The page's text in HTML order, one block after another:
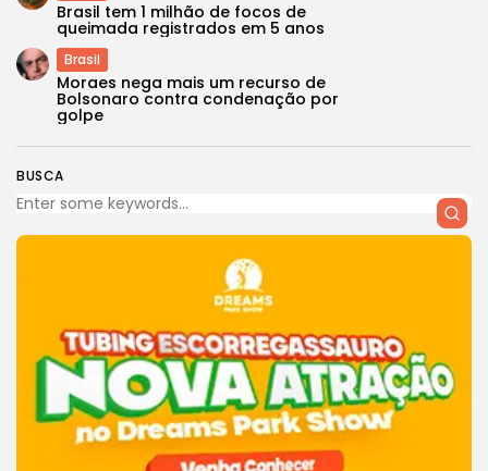
BUSCA
Brasil tem 1 milhão de focos de
queimada registrados em 5 anos
Brasil
Moraes nega mais um recurso de
Bolsonaro contra condenação por
golpe